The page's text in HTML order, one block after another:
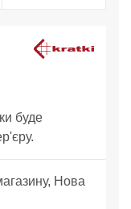
буде
Нова